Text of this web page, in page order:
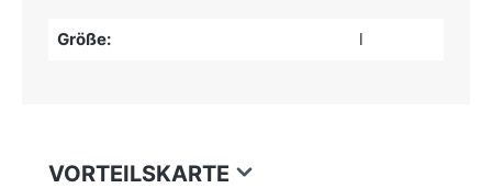
Größe: l
VORTEILSKARTE